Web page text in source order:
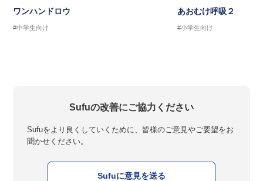
ワンハンドロウ
#中学生向け
あおむけ呼吸２
#小学生向け
Sufuの改善にご協力ください
Sufuをより良くしていくために、皆様のご意見やご要望をお
聞かせください。
Sufuに意見を送る